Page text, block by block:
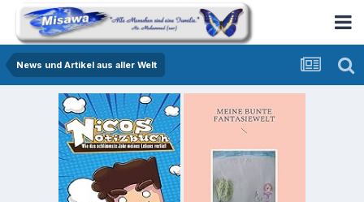
News und Artikel aus aller Welt